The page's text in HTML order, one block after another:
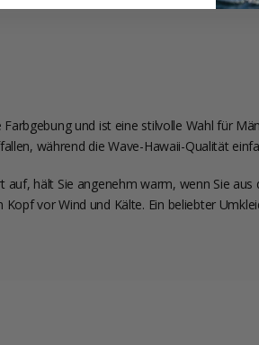
und ist eine stilvolle Wahl für
während die Wave-Hawaii-Qualität
hält Sie angenehm warm, wenn Sie
vor Wind und Kälte. Ein beliebter